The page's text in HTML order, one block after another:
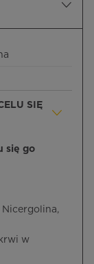
SIĘ
się go
w